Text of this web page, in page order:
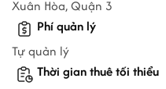
Xuân Hòa, Quận 3
Phí quản lý
Tự quản lý
Thời gian thuê tối thiểu